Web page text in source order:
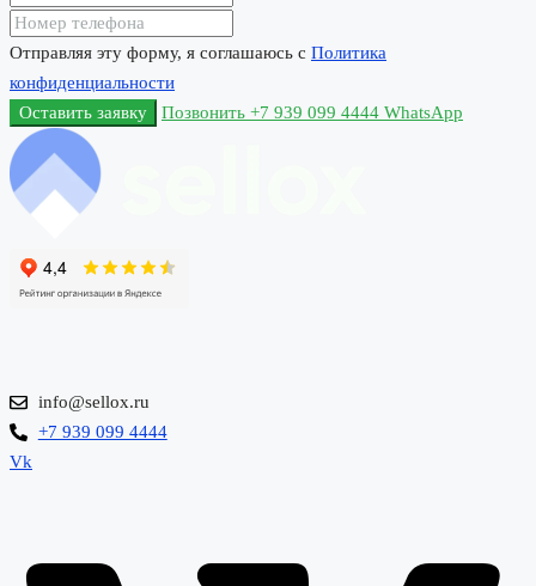
Отправляя эту форму, я соглашаюсь с Политика
конфиденциальности
Оставить заявку
Позвонить +7 939 099 4444 WhatsApp
info@sellox.ru
+7 939 099 4444
Vk